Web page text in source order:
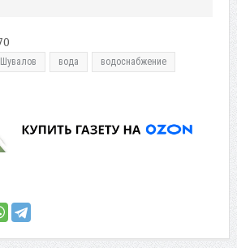
вода водоснабжение